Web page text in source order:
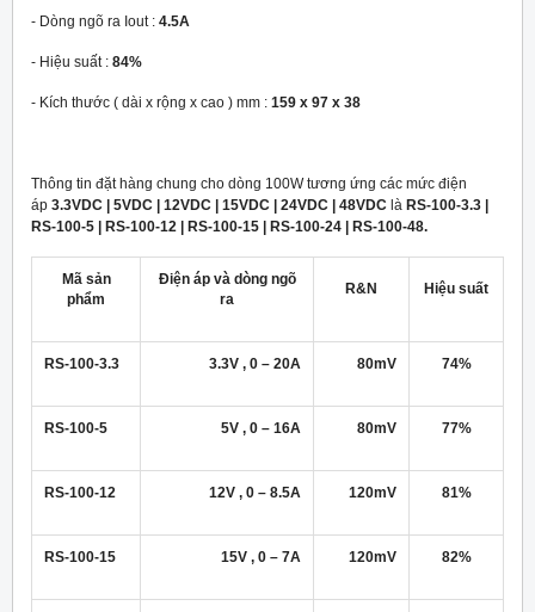
- Dòng ngõ ra Iout : 4.5A
- Hiệu suất : 84%
- Kích thước ( dài x rộng x cao ) mm : 159 x 97 x 38
Thông tin đặt hàng chung cho dòng 100W tương ứng các mức điện
áp 3.3VDC | 5VDC | 12VDC | 15VDC | 24VDC | 48VDC là RS-100-3.3 |
RS-100-5 | RS-100-12 | RS-100-15 | RS-100-24 | RS-100-48.
Mã sản
phẩm
Điện áp và dòng ngõ
ra
R&N Hiệu suất
RS-100-3.3 3.3V , 0 – 20A 80mV 74%
RS-100-5 5V , 0 – 16A 80mV 77%
RS-100-12 12V , 0 – 8.5A 120mV 81%
RS-100-15 15V , 0 – 7A 120mV 82%